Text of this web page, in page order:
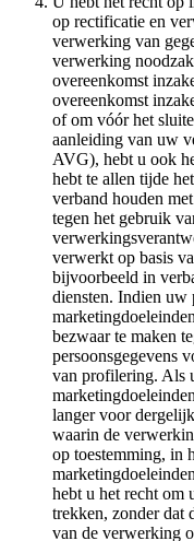
op rectificatie en
verwerking van
verwerking
overeenkomst
overeenkomst
of om vóór het
aanleiding van uw
AVG), hebt u ook
hebt te allen tijde
verband houden
tegen het gebruik
verwerkt op basis
bijvoorbeeld in
diensten. Indien uw
bezwaar te maken
persoonsgegevens
van profilering. Als
langer voor
waarin de
op toestemming, in
hebt u het recht om
trekken, zonder dat
van de verwerking